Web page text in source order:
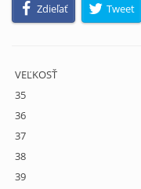
Zdieľať Tweet
VEĽKOSŤ
35
36
37
38
39